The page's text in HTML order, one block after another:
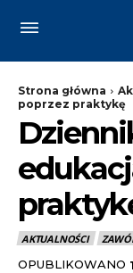
Strona główna
poprzez praktykę
AKTUALNOŚCI
OPUBLIKOWANO